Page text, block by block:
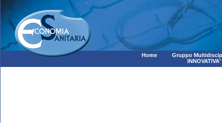
Home
Gruppo
INNOVATIVA'